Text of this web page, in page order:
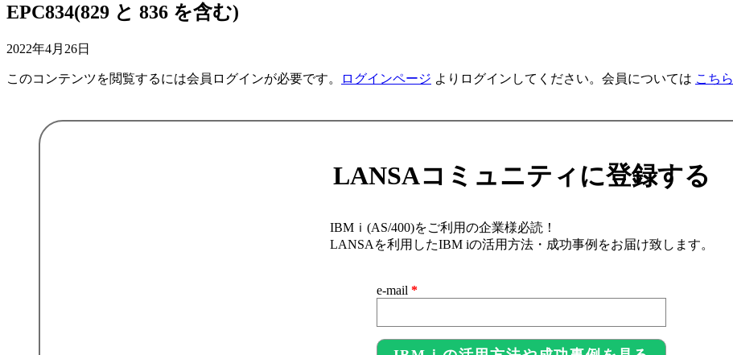
EPC834(829 と 836 を含む)
2022年4月26日
このコンテンツを閲覧するには会員ログインが必要です。 ログインページ よりログインしてください。会員については こちら
LANSAコミュニティに登録する
IBMｉ(AS/400)をご利用の企業様必読！
LANSAを利用したIBM iの活用方法・成功事例をお届け致します。
e-mail *